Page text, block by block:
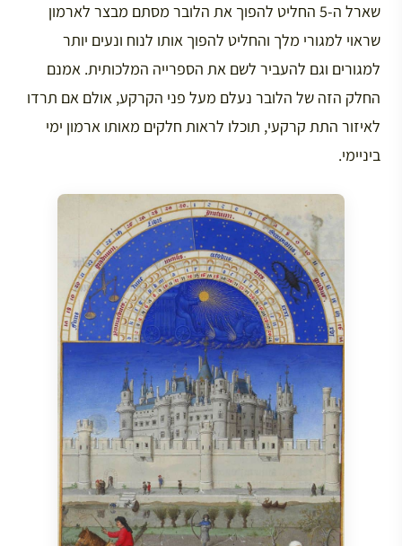
שארל ה-5 החליט להפוך את הלובר מסתם מבצר לארמון
שראוי למגורי מלך והחליט להפוך אותו לנוח ונעים יותר
למגורים וגם להעביר לשם את הספרייה המלכותית. אמנם
החלק הזה של הלובר נעלם מעל פני הקרקע, אולם אם תרדו
לאיזור התת קרקעי, תוכלו לראות חלקים מאותו ארמון ימי
ביניימי.